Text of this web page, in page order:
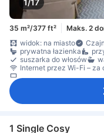
1/17
35 m²/377 ft² Maks. 2
widok: na miasto
prywatna łazienka
suszarka do włosów
Internet przez Wi-Fi – za
telewizor
kącik do
1 Single Cosy